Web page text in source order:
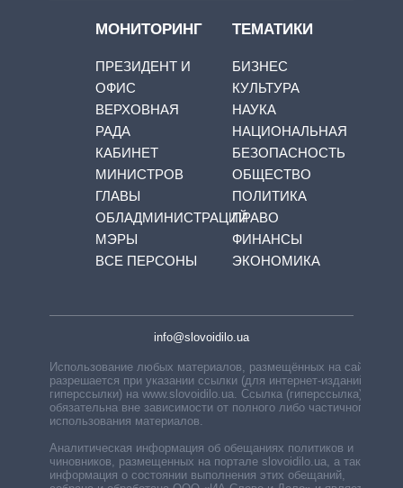
МОНИТОРИНГ
ПРЕЗИДЕНТ И
ОФИС
ВЕРХОВНАЯ
РАДА
КАБИНЕТ
МИНИСТРОВ
ГЛАВЫ
ОБЛАДМИНИСТРАЦИЙ
МЭРЫ
ВСЕ ПЕРСОНЫ
ТЕМАТИКИ
БИЗНЕС
КУЛЬТУРА
НАУКА
НАЦИОНАЛЬНАЯ
БЕЗОПАСНОСТЬ
ОБЩЕСТВО
ПОЛИТИКА
ПРАВО
ФИНАНСЫ
ЭКОНОМИКА
info@slovoidilo.ua
Использование любых материалов, размещённых на сайте,
разрешается при указании ссылки (для интернет-изданий —
гиперссылки) на www.slovoidilo.ua. Ссылка (гиперссылка)
обязательна вне зависимости от полного либо частичного
использования материалов.
Аналитическая информация об обещаниях политиков и
чиновников, размещенных на портале slovoidilo.ua, а также
информация о состоянии выполнения этих обещаний,